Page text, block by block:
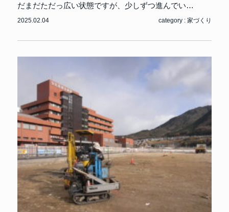
だまだただっ広い状態ですが、少しずつ進んでい…
2025.02.04 category :家づくり